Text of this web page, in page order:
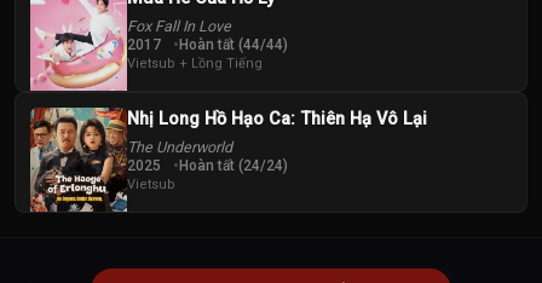
Fox Fall In Love
2017 Hoàn tất (44/44)
Vietsub + Lồng Tiếng
Nhị Long Hồ Hạo Ca: Thiên Hạ Vô Lại
The Underworld
2025 Hoàn tất (24/24)
Vietsub